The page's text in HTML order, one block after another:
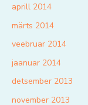
aprill 2014
märts 2014
veebruar 2014
jaanuar 2014
detsember 2013
november 2013